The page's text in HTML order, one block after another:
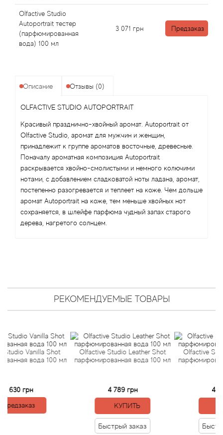
Olfactive Studio
Autoportrait тестер
(парфюмированная
вода) 100 мл
3 071 грн Предзаказ
Описание Отзывы (0)
OLFACTIVE STUDIO AUTOPORTRAIT
Красивый празднично-хвойный аромат. Autoportrait от
Olfactive Studio, аромат для мужчин и женщин,
принадлежит к группе ароматов восточные, древесные.
Поначалу ароматная композиция Autoportrait
раскрывается хвойно-смолистыми и немного колючими
нотами, с добавлением сладковатой ноты ладана, аромат,
постепенно разогревается и теплеет на коже. Чем дольше
аромат Autoportrait на коже, тем меньше хвойных нот
сохраняется, в шлейфе парфюма чудный запах старого
дерева, нагретого солнцем.
РЕКОМЕНДУЕМЫЕ ТОВАРЫ
Vanilla Shot
вода 100 мл
Olfactive Studio Leather Shot
парфюмированная вода 100 мл
4 789 грн
КУПИТЬ
Быстрый заказ
Olfactive Studio
парфюмированная
4 789 грн
Быстрый
Alexandre J
Alfred Dunhill
Alyssa Ashley
Amouage
Amouroud
Andre L'Arom
Angel Schlesser
Annayake
Anne Fontaine
Annick Goutal
Antonia's Flowers
Antonio Banderas
Antonio Puig